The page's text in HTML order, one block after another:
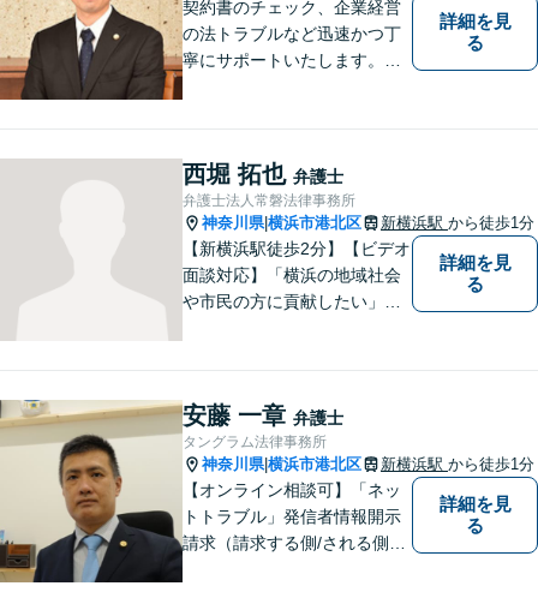
契約書のチェック、企業経営
の法トラブルなど迅速かつ丁
寧にサポートいたします。ど
詳細を見
る
西堀 拓也 弁護士
弁護士法人常磐法律事務所
神奈川県|横浜市港北区 新横浜駅 から徒歩1分
【新横浜駅徒歩2分】【ビデオ
面談対応】「横浜の地域社会
や市民の方に貢献したい」を
トができるよう全力を尽くし
ます。事務所一丸となって法
律トラブルの解決を目指しま
す。
詳細を見
る
安藤 一章 弁護士
タングラム法律事務所
神奈川県|横浜市港北区 新横浜駅 から徒歩1分
【オンライン相談可】「ネッ
トトラブル」発信者情報開示
請求（請求する側/される側）
詳細を見
る